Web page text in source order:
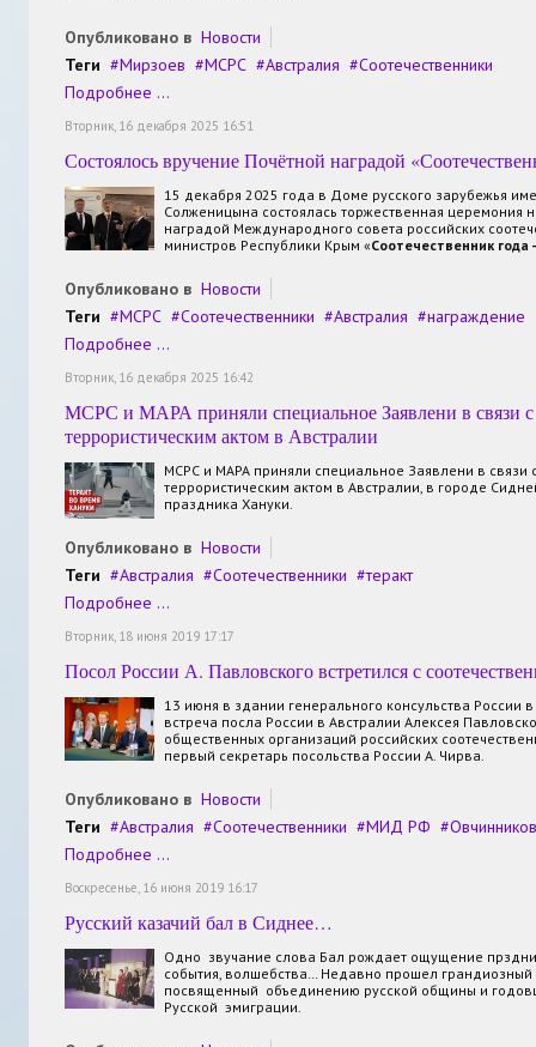
Опубликовано в Новости
Теги
Мирзоев МСРС Австралия
Соотечественники
Подробнее ...
Вторник, 16 декабря 2025 16:51
Состоялось вручение Почётной наградой
15 декабря 2025 года в Доме русского зарубежья
Солженицына состоялась торжественная церемония
наградой Международного совета российских
министров Республики Крым «Соотечественник года
Опубликовано в Новости
Теги
МСРС Соотечественники Австралия
награждение
Подробнее ...
Вторник, 16 декабря 2025 16:42
МСРС и МАРА приняли специальное Заявлени в связи с
террористическим актом в Австралии
МСРС и МАРА приняли специальное Заявлени в связи
террористическим актом в Австралии, в городе
праздника Хануки.
Опубликовано в Новости
Теги
Австралия Соотечественники
теракт
Подробнее ...
Вторник, 18 июня 2019 17:17
Посол России А. Павловского встретился с
13 июня в здании генерального консульства России
встреча посла России в Австралии Алексея
общественных организаций российских
первый секретарь посольства России А. Чирва.
Опубликовано в Новости
Теги
Австралия Соотечественники МИД РФ
Овчинников
Подробнее ...
Воскресенье, 16 июня 2019 16:17
Русский казачий бал в Сиднее…
Одно звучание слова Бал рождает ощущение
события, волшебства… Недавно прошел грандиозный
посвященный объединению русской общины и
Русской эмиграции.